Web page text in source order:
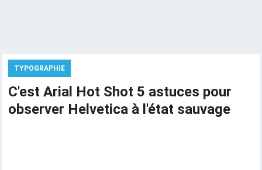
TYPOGRAPHIE
C'est Arial Hot Shot 5 astuces pour
observer Helvetica à l'état sauvage